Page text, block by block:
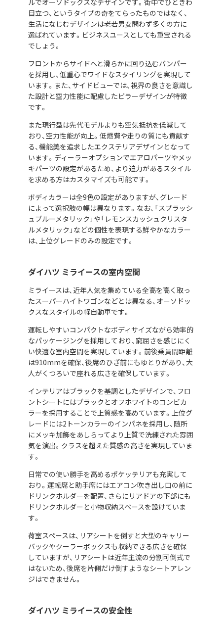
ルでオーソドックスなデザインです。街中でひときわ
目立つ、というタイプの奇をてらったものではなく、
生活になじむデザインは老若男女問わず多くの方に
選ばれています。ビジネスユースとしても重宝される
でしょう。
フロントからサイドへと滑らかに回り込むバンパー
を採用し、低重心でワイドなスタイリングを実現して
います。また、サイドビューでは、視界の良さを意識し
た設計と空力性能に配慮したピラーデザインが特徴
です。
また現行型は先代モデルよりも空気抵抗を低減して
おり、空力性能が向上。低燃費や走りの質にも貢献す
る、機能美を追求したエクステリアデザインとなって
います。ディーラーオプションでエアロパーツやメッ
キパーツの設定があるため、より迫力があるスタイル
を求める方はカスタマイズも可能です。
ボディカラーは全9色の設定がありますが、グレード
によって選択肢の幅は異なります。なお、「スプラッシ
ュブルーメタリック」や「レモンスカッシュクリスタ
ルメタリック」などの個性を表現する鮮やかなカラー
は、上位グレードのみの設定です。
ダイハツ ミライースの室内空間
ミライースは、近年人気を集めている全高を高く取っ
たスーパーハイトワゴンなどとは異なる、オーソドッ
クスなスタイルの軽自動車です。
運転しやすいコンパクトなボディサイズながら効率的
なパッケージングを採用しており、窮屈さを感じにく
い快適な室内空間を実現しています。前後乗員間距離
は910mmを確保、後席のひざ前にもゆとりがあり、大
人がくつろいで座れる広さを確保しています。
インテリアはブラックを基調としたデザインで、フロ
ントシートにはブラックとオフホワイトのコンビカ
ラーを採用することで上質感を高めています。上位グ
レードには2トーンカラーのインパネを採用し、随所
にメッキ加飾をあしらってより上質で洗練された雰囲
気を演出。クラスを超えた質感の高さを実現していま
す。
日常での使い勝手を高めるポケッテリアも充実して
おり。運転席と助手席にはエアコン吹き出し口の前に
ドリンクホルダーを配置、さらにリアドアの下部にも
ドリンクホルダーと小物収納スペースを設けていま
す。
荷室スペースは、リアシートを倒すと大型のキャリー
バックやクーラーボックスも収納できる広さを確保
していますが、リアシートは近年主流の分割可倒式で
はないため、後席を片側だけ倒すようなシートアレン
ジはできません。
ダイハツ ミライースの安全性